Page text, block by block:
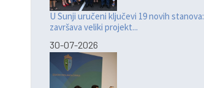
U Sunji uručeni ključevi 19 novih stanova:
završava veliki projekt...
30-07-2026